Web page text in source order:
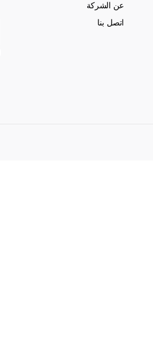
عن الشركة
اتصل بنا